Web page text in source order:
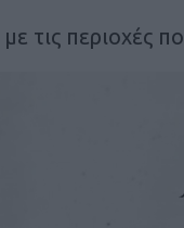
τις περιοχές